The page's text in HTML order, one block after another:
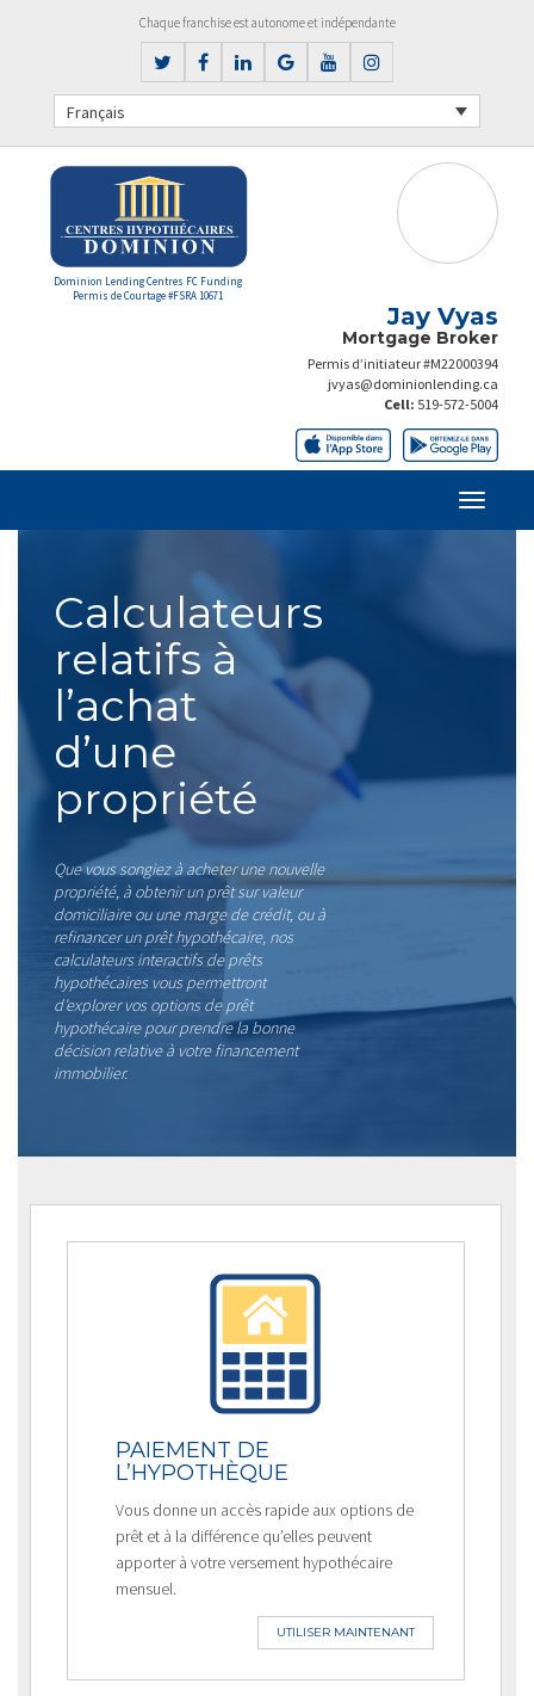
Chaque franchise est autonome et indépendante
Français
Dominion Lending Centres FC Funding
Permis de Courtage #FSRA 10671
Jay Vyas
Mortgage Broker
Permis d’initiateur #M22000394
jvyas@dominionlending.ca
Cell: 519-572-5004
Calculateurs
relatifs à
l’achat
d’une
propriété
Que vous songiez à acheter une nouvelle
propriété, à obtenir un prêt sur valeur
domiciliaire ou une marge de crédit, ou à
refinancer un prêt hypothécaire, nos
calculateurs interactifs de prêts
hypothécaires vous permettront
d’explorer vos options de prêt
hypothécaire pour prendre la bonne
décision relative à votre financement
immobilier.
PAIEMENT DE
L’HYPOTHÈQUE
Vous donne un accès rapide aux options de
prêt et à la différence qu’elles peuvent
apporter à votre versement hypothécaire
mensuel.
UTILISER MAINTENANT